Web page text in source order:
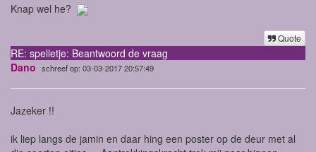
Knap wel he?
Quote
RE: spelletje: Beantwoord de vraag
Dano schreef op: 03-03-2017 20:57:49
Jazeker !!
ik liep langs de jamin en daar hing een poster op de deur met al